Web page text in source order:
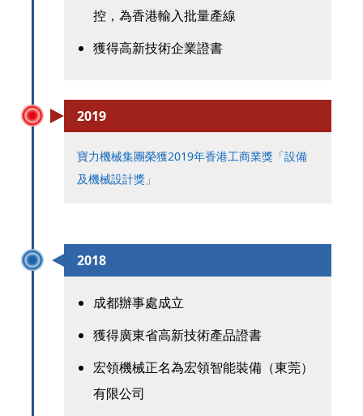
控，為香港輸入批量產線
獲得高新技術企業證書
2019
寶力機械集團榮獲2019年香港工商業獎「設備
及機械設計獎」
2018
成都辦事處成立
獲得廣東省高新技術產品證書
宏領機械正名為宏領智能裝備（東莞）
有限公司